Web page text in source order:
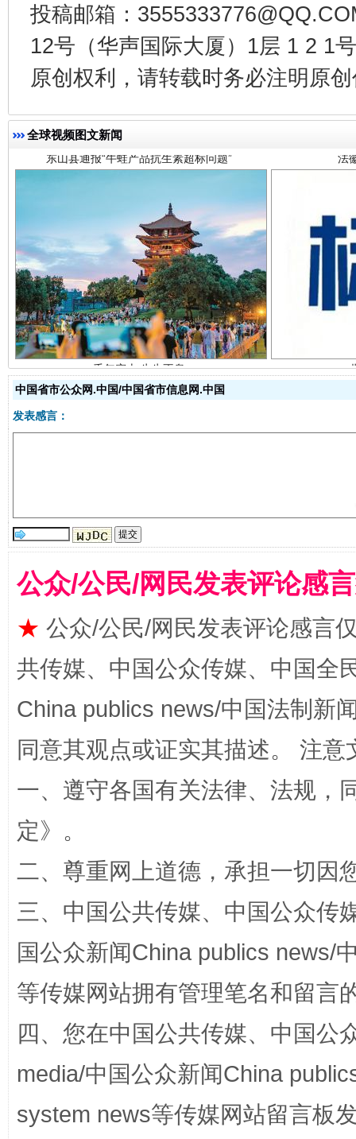
投稿邮箱：
12号（华声国际大厦）1层 1 2 1
原创权利，请转载时务必注明原
全球视频图文新闻
东山县通报“牛蛙产品抗生素超标问题”
千年窑火 生生不息
全民健身五年计划来了！等你上场
阿坝州三大球赛在茂县开幕 规模
中国省市公众网.中国/中国省市信息网.中国
发表感言：
公众/公民/网民发表评论感
★ 公众/公民/网民发表评论感言
共传媒、中国公众传媒、中国全
China publics news/中国法制新
同意其观点或证实其描述。 注
一、遵守各国有关法律、法规，
定》。
二、尊重网上道德，承担一切因
三、中国公共传媒、中国公众传
国公众新闻China publics news/
等传媒网站拥有管理笔名和留言
四、您在中国公共传媒、中国公
media/中国公众新闻China
system news等传媒网站留言板